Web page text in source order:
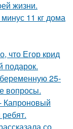
жизни.
11 кг дома
что Егор крид
подарок.
25-
вопросы.
Капроновый
со